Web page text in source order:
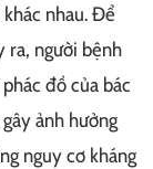
nhau. Để
ra, người bệnh
đồ của bác
ảnh hưởng
nguy cơ kháng